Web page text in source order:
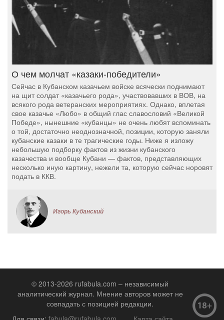
О чем молчат «казаки-победители»
Сейчас в Кубанском казачьем войске всячески поднимают
на щит солдат «казачьего рода», участвовавших в ВОВ, на
всякого рода ветеранских мероприятиях. Однако, вплетая
свое казачье «Любо» в общий глас славословий «Великой
Победе», нынешние «кубанцы» не очень любят вспоминать
о той, достаточно неоднозначной, позиции, которую заняли
кубанские казаки в те трагические годы. Ниже я изложу
небольшую подборку фактов из жизни кубанского
казачества и вообще Кубани — фактов, представляющих
несколько иную картину, нежели та, которую сейчас норовят
подать в ККВ.
Игорь Кубанский
© 2013-2026 rufabula.com – независимый
аналитический журнал. Мнение авторов может не
совпадать с позицией редакции.